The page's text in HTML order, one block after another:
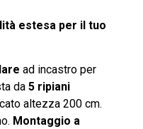
estesa per il tuo
ad incastro per
da 5 ripiani
altezza 200 cm.
Montaggio a